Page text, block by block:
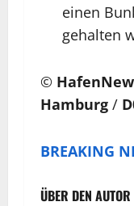
einen
gehalten
©
Hamburg /
BREAKING
ÜBER DEN AUTOR